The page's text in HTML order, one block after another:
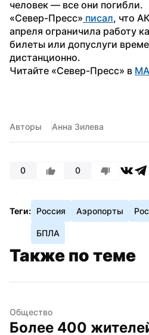
человек — все они погибли.
«Север-Пресс» писал, что
апреля ограничила работу
билеты или допуслуги
дистанционно.
Читайте «Север-Пресс» в
Авторы Анна Зилева
0 0
Теги: Россия Аэропорты
БПЛА
Также по теме
Общество
Более 400